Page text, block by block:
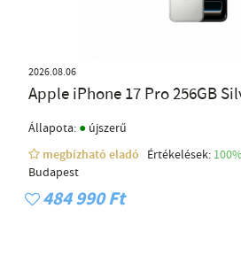
2026.08.06
Apple iPhone 17 Pro 256GB
Állapota: ● újszerű
megbízható eladó
Értékelések:
Budapest
484 990 Ft